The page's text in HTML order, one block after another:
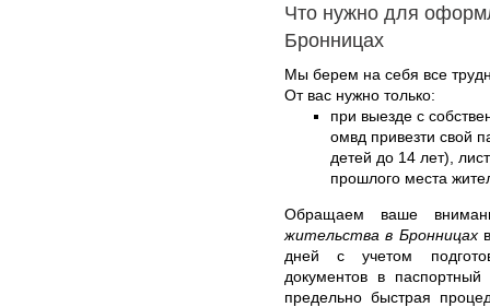
Что нужно для
Бронницах
Мы берем на себя все
От вас нужно только:
при выезде с
омвд привезти свой
детей до 14 лет),
прошлого места
Обращаем ваше
жительства в Бронницах
дней с учетом
документов в
предельно быстрая